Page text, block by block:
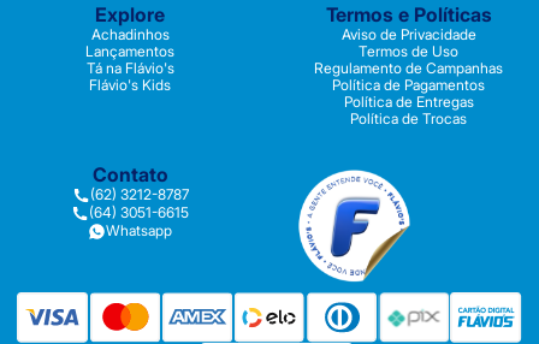
Explore
Achadinhos
Lançamentos
Tá na Flávio's
Flávio's Kids
Termos e Políticas
Aviso de Privacidade
Termos de Uso
Regulamento de Campanhas
Política de Pagamentos
Política de Entregas
Política de Trocas
Contato
(62) 3212-8787
(64) 3051-6615
Whatsapp